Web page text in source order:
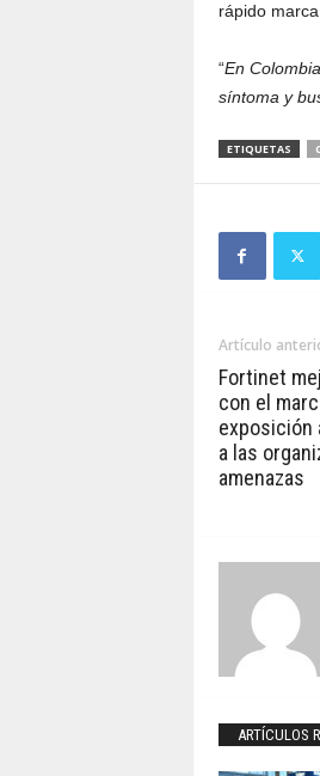
rápido
“En
síntoma y
ETIQUETAS
Artículo
Fortinet
con el
exposición
a las
amenazas
ARTÍCULOS